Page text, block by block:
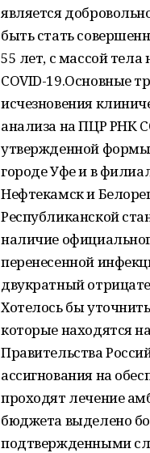
является
быть стать
55 лет, с массой
COVID-19.Основные
исчезновения
анализа на ПЦР РНК
утвержденной
городе Уфе и в
Нефтекамск и
Республиканской
наличие
перенесенной
двукратный
Хотелось бы
которые находятся
Правительства
ассигнования на
проходят лечение
бюджета выделено
подтвержденными